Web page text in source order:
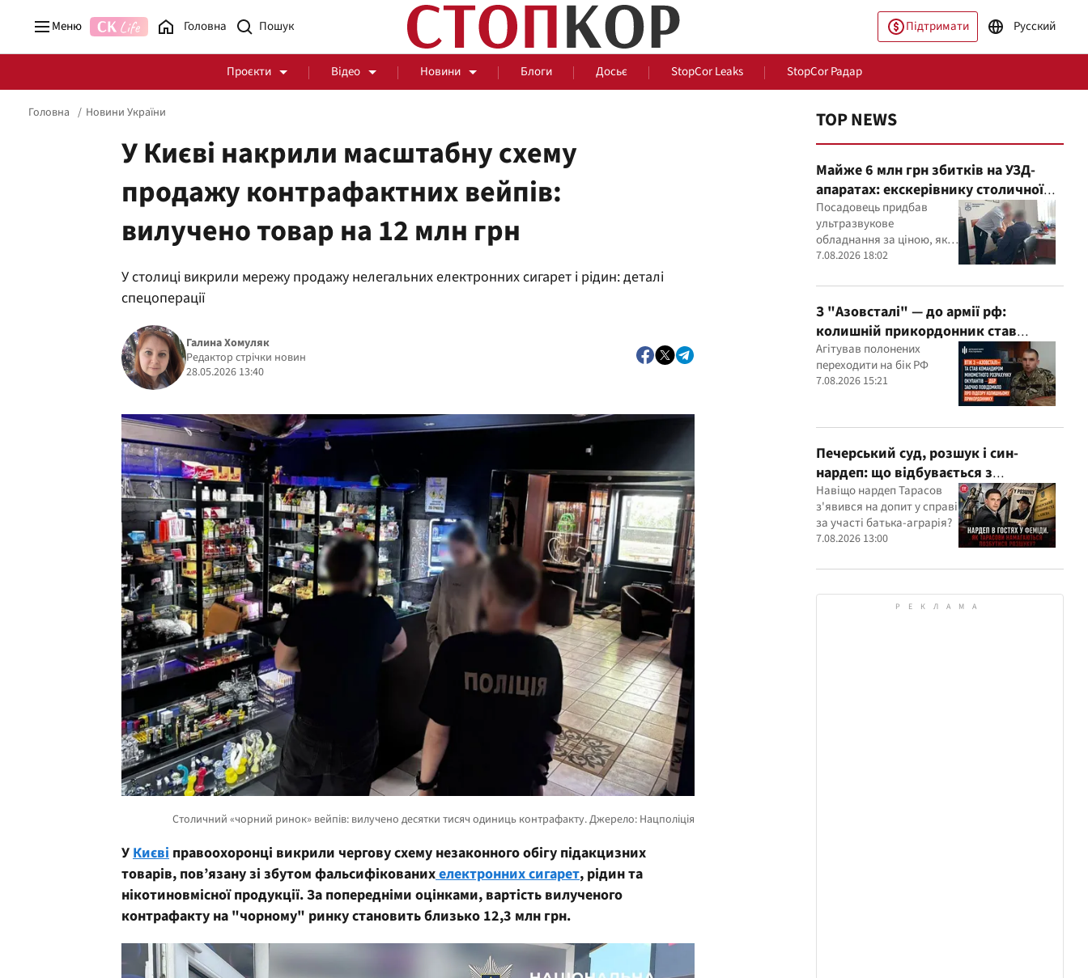
Меню Головна Підтримати Русский
Проєкти Відео Новини Блоги Досьє StopCor Leaks StopCor Радар
Стоп Політичній Корупції Чесні закупівлі За парканом
Події
Головна Новини України
У Києві накрили масштабну схему
продажу контрафактних вейпів:
вилучено товар на 12 млн грн
У столиці викрили мережу продажу нелегальних електронних сигарет і рідин: деталі
спецоперації
Галина Хомуляк
Редактор стрічки новин
28.05.2026 13:40
У Києві правоохоронці викрили чергову схему незаконного обігу підакцизних
товарів, пов’язану зі збутом фальсифікованихелектронних сигарет, рідин та
нікотиновмісної продукції. За попередніми оцінками, вартість вилученого
контрафакту на "чорному" ринку становить близько 12,3 млн грн.
TOP NEWS
Майже 6 млн грн збитків на УЗД-
апаратах: екскерівнику столичної
лікарні оголосили підозру
Посадовець придбав
ультразвукове
обладнання за ціною, яка,
як встановили експерти,
ринкову
7.08.2026 18:02
З "Азовсталі" — до армії рф:
колишній прикордонник став
командиром мінометного
розрахунку окупантів
Агітував полонених
переходити на бік РФ
7.08.2026 15:21
Печерський суд, розшук і син-
нардеп: що відбувається з
кримінальними провадженнями за
участі агробарона Тарасова?
Навіщо нардеп Тарасов
з'явився на допит у справі
за участі батька-аграрія?
7.08.2026 13:00